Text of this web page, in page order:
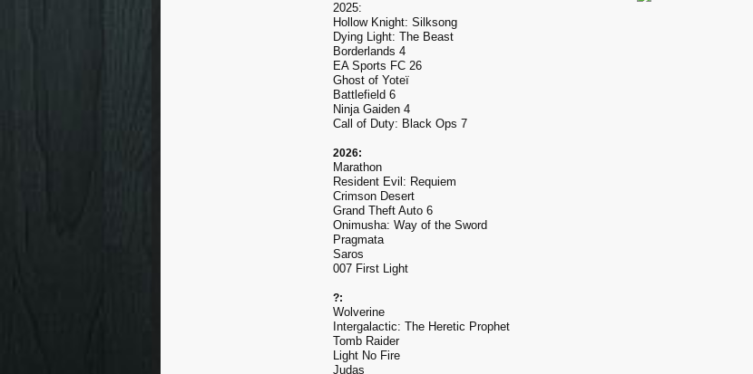
2025:
Hollow Knight: Silksong
Dying Light: The Beast
Borderlands 4
EA Sports FC 26
Ghost of Yoteï
Battlefield 6
Ninja Gaiden 4
Call of Duty: Black Ops 7
2026:
Marathon
Resident Evil: Requiem
Crimson Desert
Grand Theft Auto 6
Onimusha: Way of the Sword
Pragmata
Saros
007 First Light
?:
Wolverine
Intergalactic: The Heretic Prophet
Tomb Raider
Light No Fire
Judas